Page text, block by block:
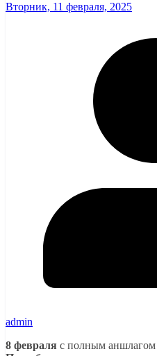
Вторник, 11 февраля, 2025
admin
8 февраля с полным